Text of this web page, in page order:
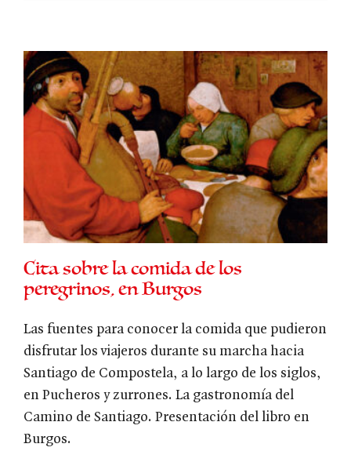
Cita sobre la comida de los
peregrinos, en Burgos
Las fuentes para conocer la comida que pudieron
disfrutar los viajeros durante su marcha hacia
Santiago de Compostela, a lo largo de los siglos,
en Pucheros y zurrones. La gastronomía del
Camino de Santiago. Presentación del libro en
Burgos.